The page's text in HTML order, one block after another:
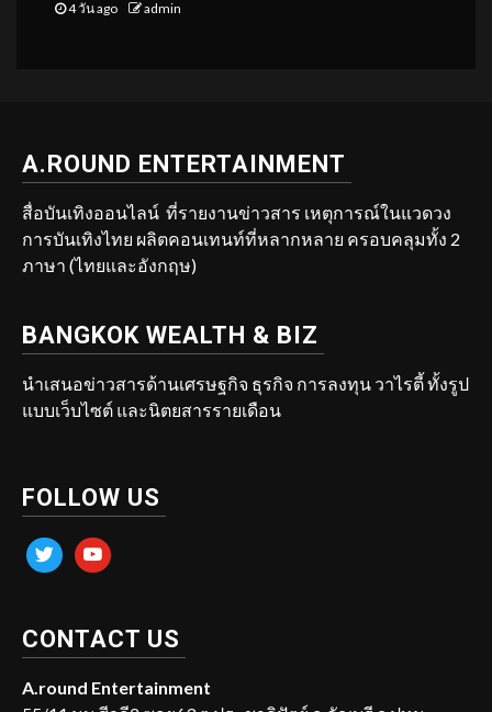
4 วัน ago admin
A.ROUND ENTERTAINMENT
สื่อบันเทิงออนไลน์ ที่รายงานข่าวสาร เหตุการณ์ในแวดวง
การบันเทิงไทย ผลิตคอนเทนท์ที่หลากหลาย ครอบคลุมทั้ง 2
ภาษา (ไทยและอังกฤษ)
BANGKOK WEALTH & BIZ
นำเสนอข่าวสารด้านเศรษฐกิจ ธุรกิจ การลงทุน วาไรตี้ ทั้งรูป
แบบเว็บไซต์ และนิตยสารรายเดือน
FOLLOW US
twitter youtube
CONTACT US
A.round Entertainment